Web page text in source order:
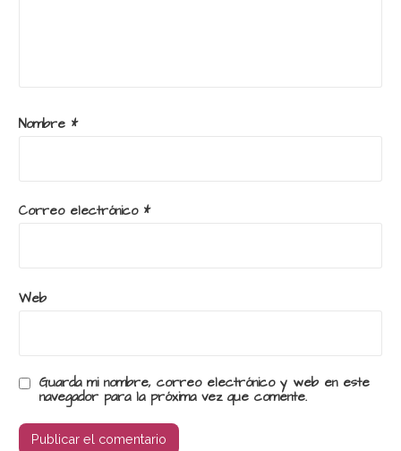
Nombre *
Correo electrónico *
Web
Guarda mi nombre, correo electrónico y web en este
navegador para la próxima vez que comente.